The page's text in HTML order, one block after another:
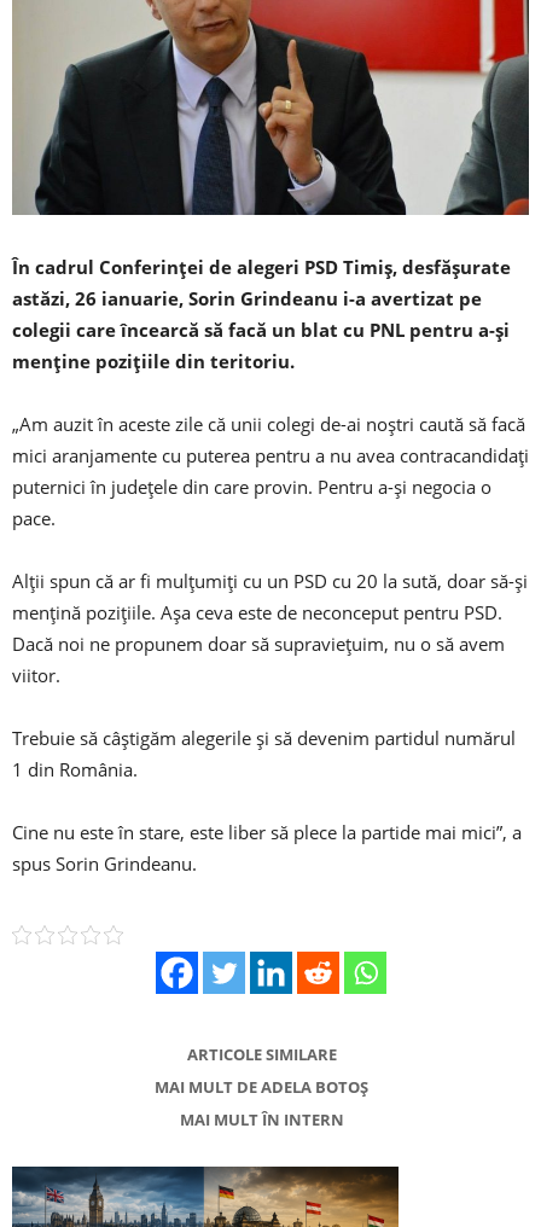
În cadrul Conferinței de alegeri PSD Timiș, desfășurate
astăzi, 26 ianuarie, Sorin Grindeanu i-a avertizat pe
colegii care încearcă să facă un blat cu PNL pentru a-și
menține pozițiile din teritoriu.
„Am auzit în aceste zile că unii colegi de-ai noștri caută să facă
mici aranjamente cu puterea pentru a nu avea contracandidați
puternici în județele din care provin. Pentru a-și negocia o
pace.
Alții spun că ar fi mulțumiți cu un PSD cu 20 la sută, doar să-și
mențină pozițiile. Așa ceva este de neconceput pentru PSD.
Dacă noi ne propunem doar să supraviețuim, nu o să avem
viitor.
Trebuie să câștigăm alegerile și să devenim partidul numărul
1 din România.
Cine nu este în stare, este liber să plece la partide mai mici”, a
spus Sorin Grindeanu.
ARTICOLE SIMILARE
MAI MULT DE ADELA BOTOȘ
MAI MULT ÎN INTERN